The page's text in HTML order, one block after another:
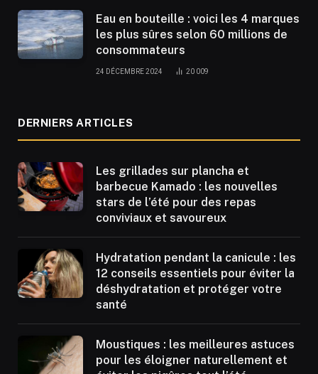
Eau en bouteille : voici les 4 marques
les plus sûres selon 60 millions de
consommateurs
24 DÉCEMBRE 2024 20 009
DERNIERS ARTICLES
Les grillades sur plancha et
barbecue Kamado : les nouvelles
stars de l’été pour des repas
conviviaux et savoureux
Hydratation pendant la canicule : les
12 conseils essentiels pour éviter la
déshydratation et protéger votre
santé
Moustiques : les meilleures astuces
pour les éloigner naturellement et